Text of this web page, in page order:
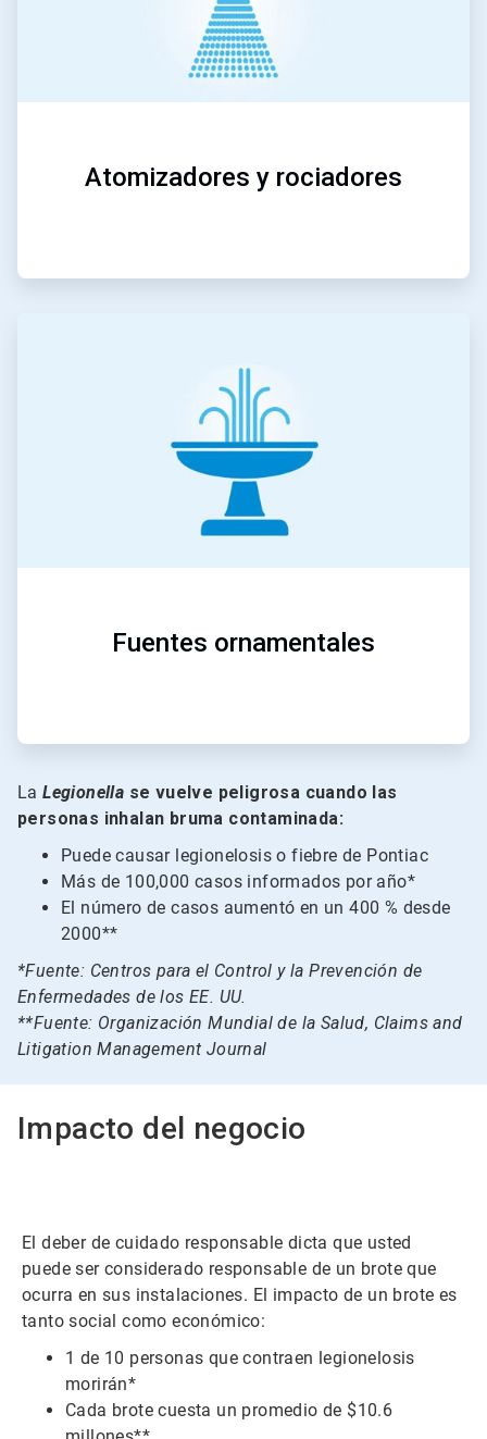
Atomizadores y rociadores
Fuentes ornamentales
LaLegionella se vuelve peligrosa cuando las
personas inhalan bruma contaminada:
Puede causar legionelosis o fiebre de Pontiac
Más de 100,000 casos informados por año*
El número de casos aumentó en un 400 % desde
2000**
*Fuente: Centros para el Control y la Prevención de
Enfermedades de los EE. UU.
**Fuente: Organización Mundial de la Salud, Claims and
Litigation Management Journal
Impacto del negocio
El deber de cuidado responsable dicta que usted
puede ser considerado responsable de un brote que
ocurra en sus instalaciones. El impacto de un brote es
tanto social como económico:
1 de 10 personas que contraen legionelosis
morirán*
Cada brote cuesta un promedio de $10.6